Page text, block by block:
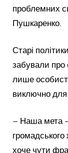
проблемних
Пушкаренко.
Старі
забували про
лише
виключно
– Наша мета
хоче чути